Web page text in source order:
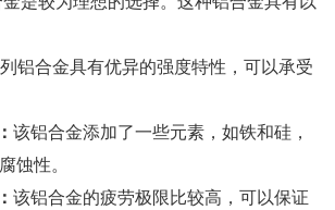
铝合金具有优异的强度特性，可以承受
该铝合金添加了一些元素，如铁和硅，
蚀性。
该铝合金的疲劳极限比较高，可以保证